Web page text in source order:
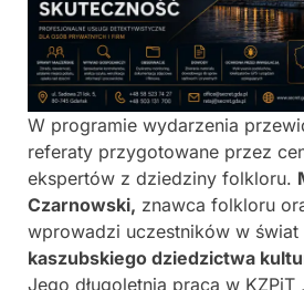
W programie wydarzenia
referaty przygotowane przez
ekspertów z dziedziny folkloru.
Czarnowski, znawca folkloru
wprowadzi uczestników w świat
kaszubskiego dziedzictwa
Jego długoletnia praca w KZPiT